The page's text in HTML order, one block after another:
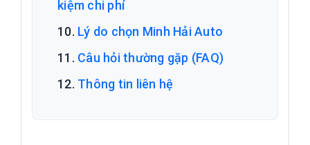
kiệm chi phí
Lý do chọn Minh Hải Auto
Câu hỏi thường gặp (FAQ)
Thông tin liên hệ